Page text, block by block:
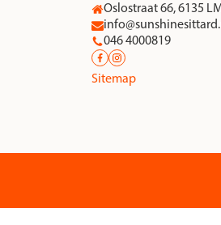
Oslostraat 66, 6135
046 4000819
Sitemap